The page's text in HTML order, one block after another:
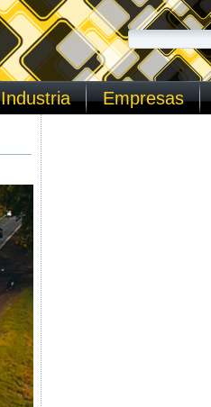
Industria Empresas